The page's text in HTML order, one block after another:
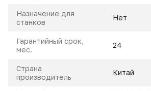
Назначение для
станков
Нет
Гарантийный срок,
мес.
24
Страна
производитель
Китай